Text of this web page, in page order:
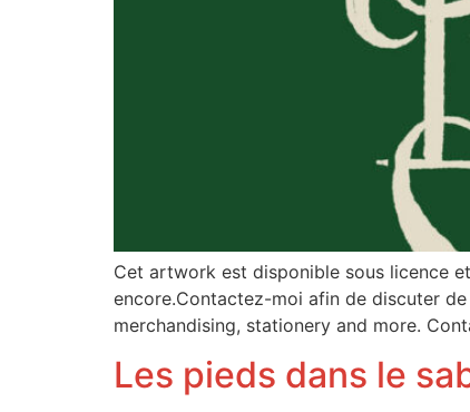
Cet artwork est disponible sous licence
encore.Contactez-moi afin de discuter
merchandising, stationery and more.
Les pieds dans le